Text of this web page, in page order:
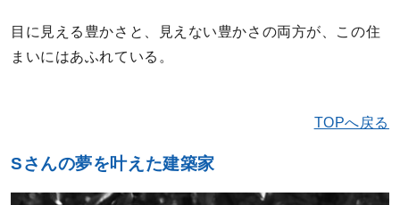
目に見える豊かさと、見えない豊かさの両方が、この住
まいにはあふれている。
TOPへ戻る
Sさんの夢を叶えた建築家